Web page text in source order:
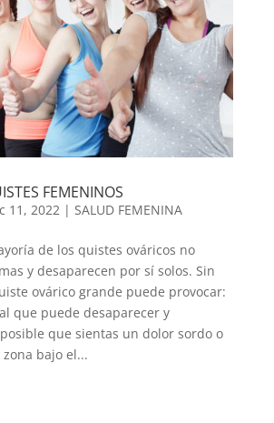
FEMENINOS
11, 2022| SALUD FEMENINA
de los quistes ováricos no
y desaparecen por sí solos. Sin
ovárico grande puede provocar:
que puede desaparecer y
que sientas un dolor sordo o
bajo el...